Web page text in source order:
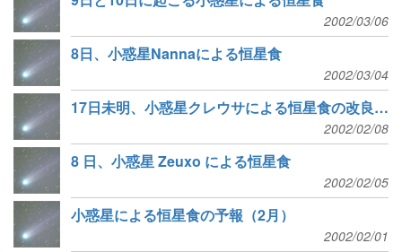
2002/03/06
8日、小惑星Nannaによる恒星食
2002/03/04
17日未明、小惑星クレウサによる恒星食の改良予報
2002/02/08
8 日、小惑星 Zeuxo による恒星食
2002/02/05
小惑星による恒星食の予報（2月）
2002/02/01